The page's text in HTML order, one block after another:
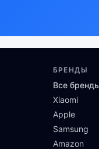
БРЕНДЫ
Все
Xiaomi
Apple
Samsung
Amazon